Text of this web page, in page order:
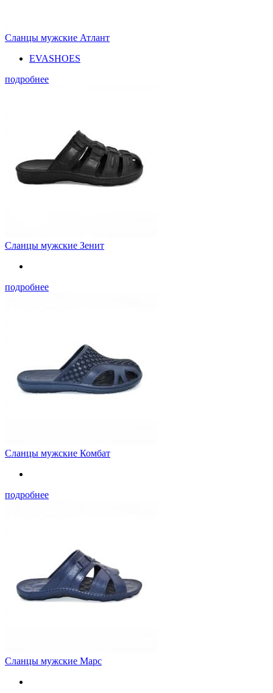
Сланцы мужские Атлант
EVASHOES
подробнее
Сланцы мужские Зенит
подробнее
Сланцы мужские Комбат
подробнее
Сланцы мужские Марс